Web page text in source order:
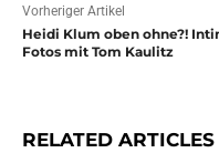
Vorheriger Artikel
Heidi Klum oben ohne?!
Fotos mit Tom Kaulitz
RELATED ARTICLES